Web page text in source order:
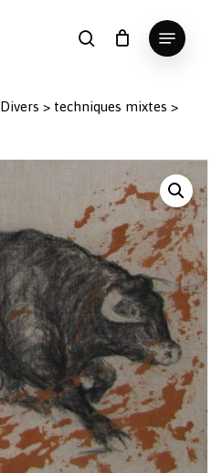
search
Menu
Fermer
le
Divers > techniques mixtes >
Close